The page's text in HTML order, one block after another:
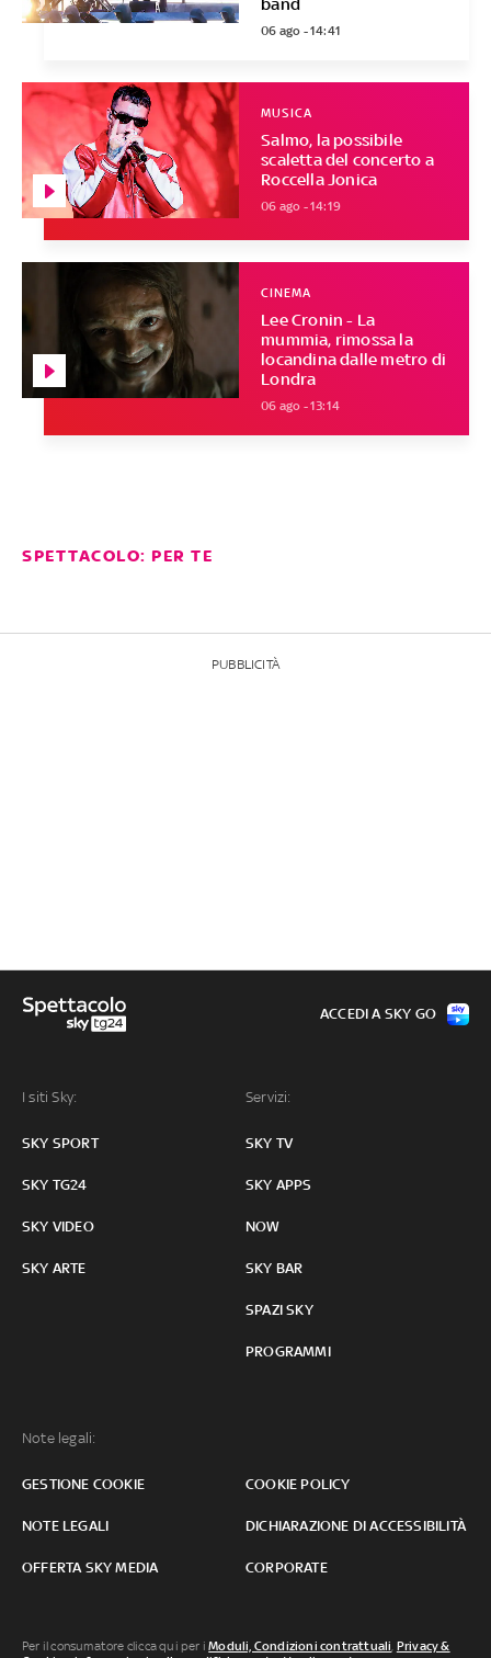
band
06 ago - 14:41
Salmo, la possibile
scaletta del concerto a
Roccella Jonica
MUSICA
06 ago - 14:19
Lee Cronin - La
mummia, rimossa la
locandina dalle metro di
Londra
CINEMA
06 ago - 13:14
SPETTACOLO: PER TE
PUBBLICITÀ
I siti Sky:
SKY SPORT
SKY TG24
SKY VIDEO
SKY ARTE
Servizi:
SKY TV
SKY APPS
NOW
SKY BAR
SPAZI SKY
PROGRAMMI
Note legali:
GESTIONE COOKIE COOKIE POLICY
NOTE LEGALI DICHIARAZIONE DI ACCESSIBILITÀ
OFFERTA SKY MEDIA CORPORATE
ACCEDI A SKY GO
Per il consumatore clicca qui per iModuli, Condizioni contrattuali, Privacy &